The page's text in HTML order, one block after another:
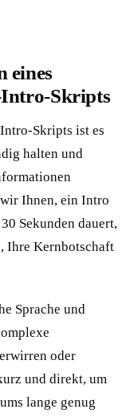
eines
Intro-Skripts
Skripts ist es
halten und
Ihnen, ein Intro
Sekunden dauert,
Ihre Kernbotschaft
Sprache und
oder
und direkt, um
lange genug